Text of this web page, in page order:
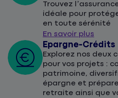
Trouvez
idéale pour
en toute sérénité
En savoir plus
Epargne-Crédits
Explorez nos deux
pour vos projets :
patrimoine,
épargne et
retraite ainsi que